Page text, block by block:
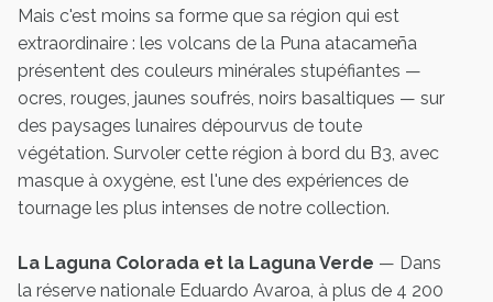
Mais c'est moins sa forme que sa région qui est
extraordinaire : les volcans de la Puna atacameña
présentent des couleurs minérales stupéfiantes —
ocres, rouges, jaunes soufrés, noirs basaltiques — sur
des paysages lunaires dépourvus de toute
végétation. Survoler cette région à bord du B3, avec
masque à oxygène, est l'une des expériences de
tournage les plus intenses de notre collection.
La Laguna Colorada et la Laguna Verde — Dans
la réserve nationale Eduardo Avaroa, à plus de 4 200